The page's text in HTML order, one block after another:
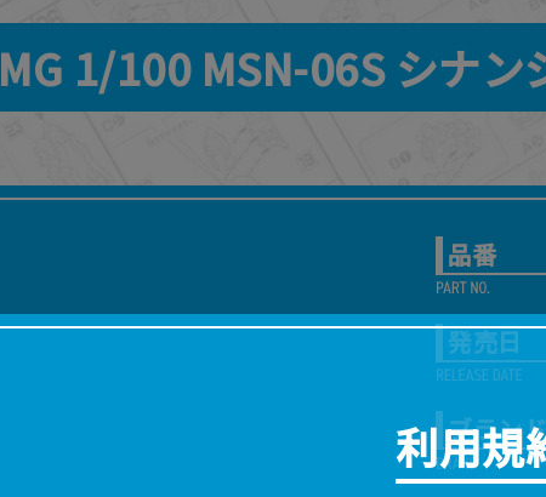
MG 1/100 MSN-06S シナ
品番
発売日
ブランド
利用規